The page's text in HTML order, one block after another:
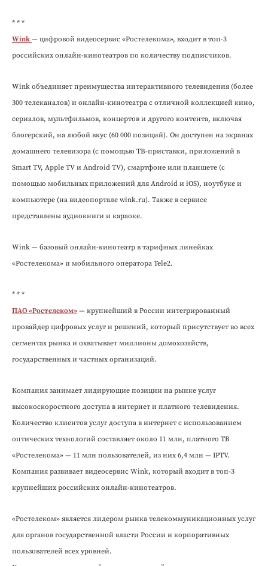
* * *
Wink — цифровой видеосервис «Ростелекома», входит в топ-3
российских онлайн-кинотеатров по количеству подписчиков.
Wink объединяет преимущества интерактивного телевидения (более
300 телеканалов) и онлайн-кинотеатра с отличной коллекцией кино,
сериалов, мультфильмов, концертов и другого контента, включая
блогерский, на любой вкус (60 000 позиций). Он доступен на экранах
домашнего телевизора (с помощью ТВ-приставки, приложений в
Smart TV, Apple TV и Android TV), смартфоне или планшете (с
помощью мобильных приложений для Android и iOS), ноутбуке и
компьютере (на видеопортале wink.ru). Также в сервисе
представлены аудиокниги и караоке.
Wink — базовый онлайн-кинотеатр в тарифных линейках
«Ростелекома» и мобильного оператора Tele2.
* * *
ПАО «Ростелеком» — крупнейший в России интегрированный
провайдер цифровых услуг и решений, который присутствует во всех
сегментах рынка и охватывает миллионы домохозяйств,
государственных и частных организаций.
Компания занимает лидирующие позиции на рынке услуг
высокоскоростного доступа в интернет и платного телевидения.
Количество клиентов услуг доступа в интернет с использованием
оптических технологий составляет около 11 млн, платного ТВ
«Ростелекома» — 11 млн пользователей, из них 6,4 млн — IPTV.
Компания развивает видеосервис Wink, который входит в топ-3
крупнейших российских онлайн-кинотеатров.
«Ростелеком» является лидером рынка телекоммуникационных услуг
для органов государственной власти России и корпоративных
пользователей всех уровней.